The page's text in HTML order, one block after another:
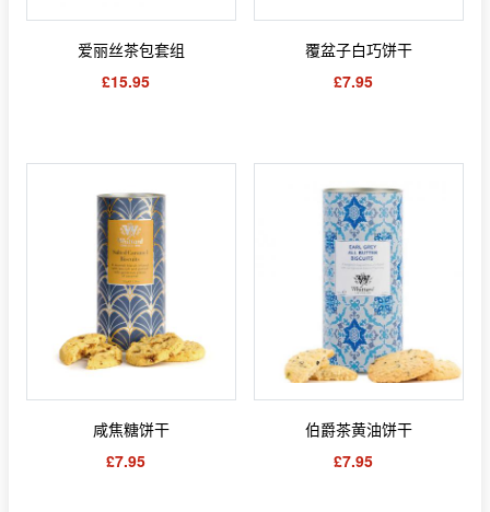
爱丽丝茶包套组
£15.95
覆盆子白巧饼干
£7.95
咸焦糖饼干
£7.95
伯爵茶黄油饼干
£7.95